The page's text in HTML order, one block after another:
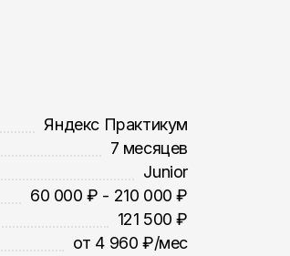
Яндекс Практикум
7 месяцев
Junior
60 000 ₽ - 210 000 ₽
121 500 ₽
от 4 960 ₽/мес